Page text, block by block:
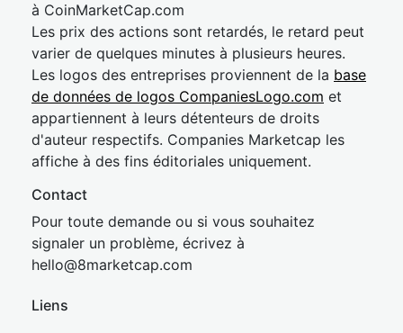
à CoinMarketCap.com
Les prix des actions sont retardés, le retard peut
varier de quelques minutes à plusieurs heures.
Les logos des entreprises proviennent de la base
de données de logos CompaniesLogo.com et
appartiennent à leurs détenteurs de droits
d'auteur respectifs. Companies Marketcap les
affiche à des fins éditoriales uniquement.
Contact
Pour toute demande ou si vous souhaitez
signaler un problème, écrivez à
hello@8marketcap.com
Liens